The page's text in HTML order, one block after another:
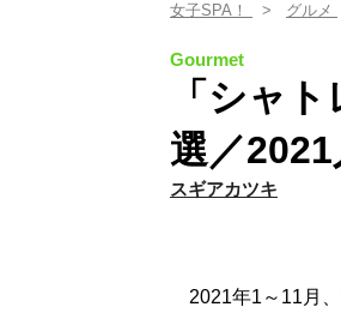
女子SPA！ グルメ
Gourmet
「シャ
選／
スギアカツキ
2021年1～11月、